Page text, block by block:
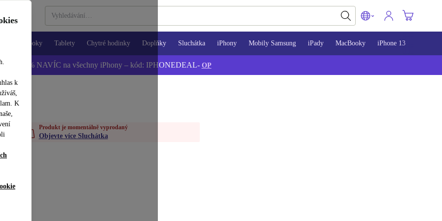
k
K
Notebooky Tablety Chytré hodinky Doplňky Sluchátka iPhony Mobily Samsung iPady MacBooky iPhone 13
📱 -5 % NAVÍC na všechny iPhony – kód: IPHONEDEAL- OP
Produkt je momentálně vyprodaný
Objevte více Sluchátka